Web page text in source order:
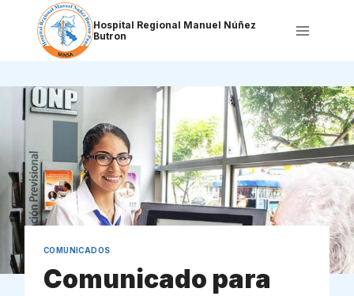
contenido
Hospital Regional Manuel Núñez
Butron
COMUNICADOS
Comunicado para